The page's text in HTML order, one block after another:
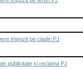
impozit pe cladiri PJ
publicitate si reclama PJ